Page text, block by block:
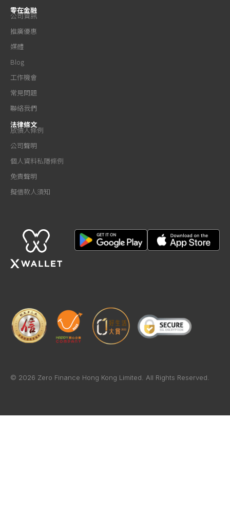
零在金融
公司資訊
推廣優惠
媒體
Blog
工作機會
常見問題
聯絡我們
法律條文
放債人條例
公司聲明
個人資料私隱條例
免責聲明
擬借款人須知
© 2026 Zero Finance Hong Kong Limited. All Rights Reserved.